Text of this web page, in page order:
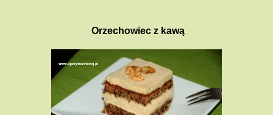
Orzechowiec z kawą